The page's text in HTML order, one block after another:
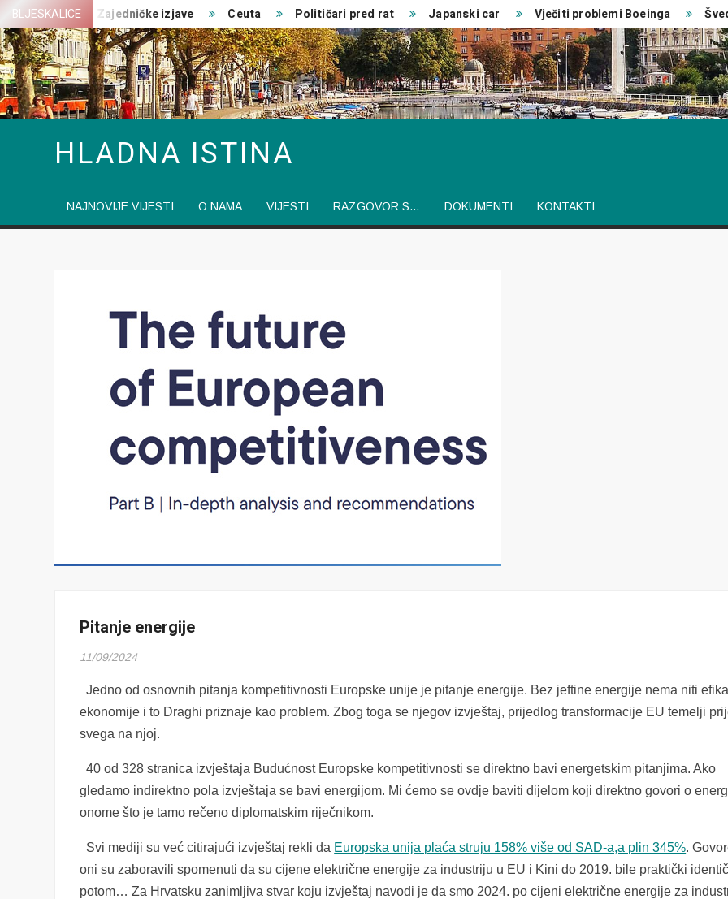
Skip
to
content
BLJESKALICEZajedničke izjave Ceuta Političari pred rat Japanski car Vječiti problemi Boeinga Švedski
HLADNA ISTINA
NAJNOVIJE VIJESTI O NAMA VIJESTI RAZGOVOR S… DOKUMENTI KONTAKTI
Pitanje energije
11/09/2024
Jedno od osnovnih pitanja kompetitivnosti Europske unije je pitanje energije. Bez jeftine energije nema niti
ekonomije i to Draghi priznaje kao problem. Zbog toga se njegov izvještaj, prijedlog transformacije EU temelji
svega na njoj.
40 od 328 stranica izvještaja Budućnost Europske kompetitivnosti se direktno bavi energetskim pitanjima. Ako
gledamo indirektno pola izvještaja se bavi energijom. Mi ćemo se ovdje baviti dijelom koji direktno govori o
onome što je tamo rečeno diplomatskim riječnikom.
Svi mediji su već citirajući izvještaj rekli da Europska unija plaća struju 158% više od SAD-a,a plin 345%.
oni su zaboravili spomenuti da su cijene električne energije za industriju u EU i Kini do 2019. bile praktički
potom… Za Hrvatsku zanimljiva stvar koju izvještaj navodi je da smo 2024. po cijeni električne energije za